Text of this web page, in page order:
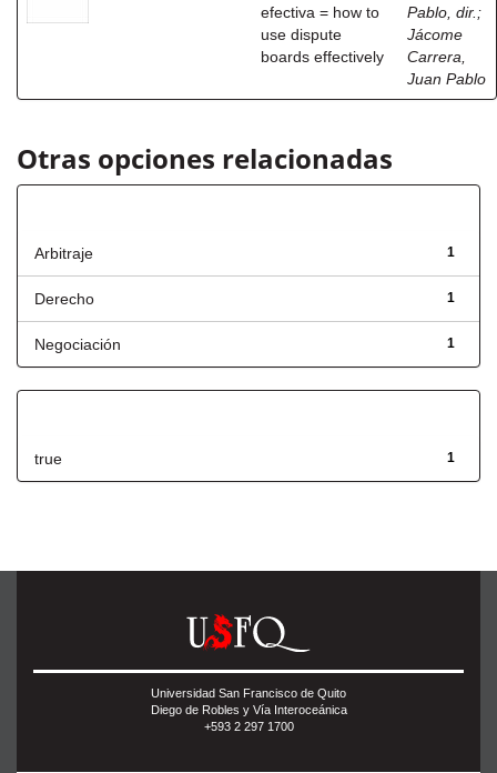
efectiva = how to
use dispute
boards effectively
Pablo, dir. ;
Jácome
Carrera,
Juan Pablo
Otras opciones relacionadas
1
Arbitraje
1
Derecho
1
Negociación
1
true
Universidad San Francisco de Quito
Diego de Robles y Vía Interoceánica
+593 2 297 1700